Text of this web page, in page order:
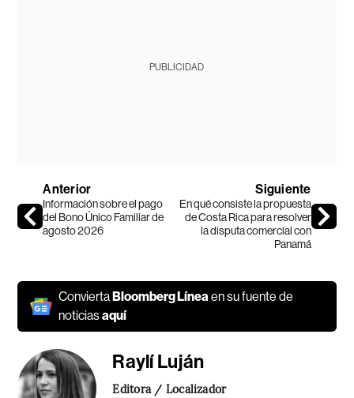
PUBLICIDAD
Anterior
Información sobre el pago
del Bono Único Familiar de
agosto 2026
Siguiente
En qué consiste la propuesta
de Costa Rica para resolver
la disputa comercial con
Panamá
ConviertaBloomberg Líneaen su fuente de
noticiasaquí
Raylí Luján
Editora / Localizador